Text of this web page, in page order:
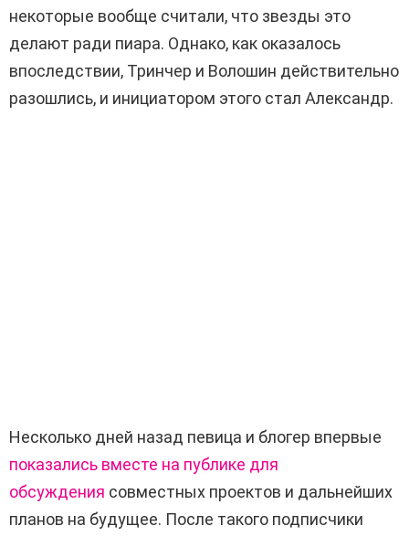
некоторые вообще считали, что звезды это
делают ради пиара. Однако, как оказалось
впоследствии, Тринчер и Волошин действительно
разошлись, и инициатором этого стал Александр.
Несколько дней назад певица и блогер впервые
показались вместе на публике для
обсуждения совместных проектов и дальнейших
планов на будущее. После такого подписчики